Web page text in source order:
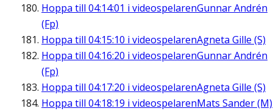
Hoppa till 04:14:01 i videospelarenGunnar Andrén
(Fp)
Hoppa till 04:15:10 i videospelarenAgneta Gille (S)
Hoppa till 04:16:20 i videospelarenGunnar Andrén
(Fp)
Hoppa till 04:17:20 i videospelarenAgneta Gille (S)
Hoppa till 04:18:19 i videospelarenMats Sander (M)